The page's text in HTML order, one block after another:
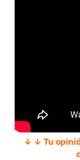
↓ ↓ Tu